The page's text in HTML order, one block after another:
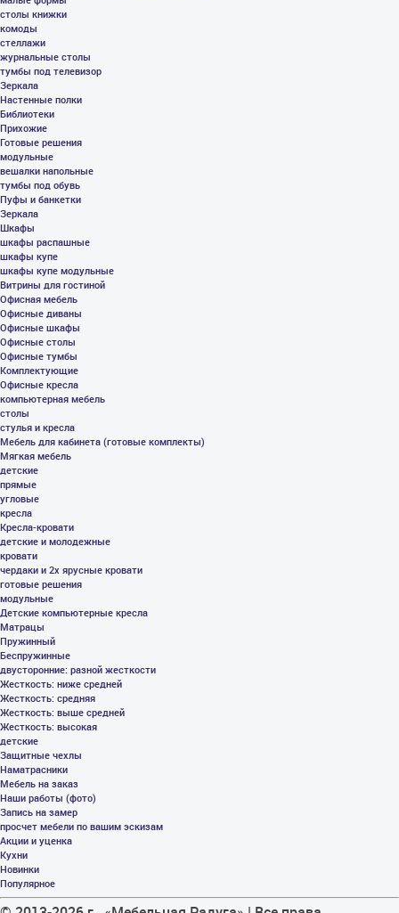
столы книжки
комоды
стеллажи
журнальные столы
тумбы под телевизор
Зеркала
Настенные полки
Библиотеки
Прихожие
Готовые решения
модульные
вешалки напольные
тумбы под обувь
Пуфы и банкетки
Зеркала
Шкафы
шкафы распашные
шкафы купе
шкафы купе модульные
Витрины для гостиной
Офисная мебель
Офисные диваны
Офисные шкафы
Офисные столы
Офисные тумбы
Комплектующие
Офисные кресла
компьютерная мебель
столы
стулья и кресла
Мебель для кабинета (готовые комплекты)
Мягкая мебель
детские
прямые
угловые
кресла
Кресла-кровати
детские и молодежные
кровати
чердаки и 2х ярусные кровати
готовые решения
модульные
Детские компьютерные кресла
Матрацы
Пружинный
Беспружинные
двусторонние: разной жесткости
Жесткость: ниже средней
Жесткость: средняя
Жесткость: выше средней
Жесткость: высокая
детские
Защитные чехлы
Наматрасники
Мебель на заказ
Наши работы (фото)
Запись на замер
просчет мебели по вашим эскизам
Акции и уценка
Кухни
Новинки
Популярное